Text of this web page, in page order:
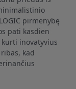
pirmenybę
pati kasdien
kurti inovatyvius
kad